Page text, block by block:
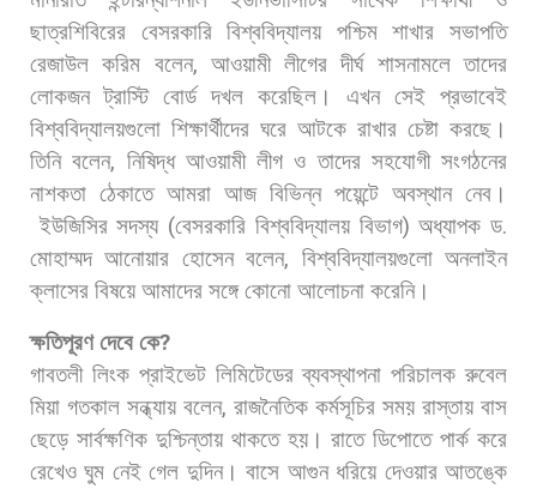
ছাত্রশিবিরের
বেসরকারি বিশ্ববিদ্যালয় পশ্চিম শাখার
সভাপতি
রেজাউল করিম বলেন, আওয়ামী লীগের দীর্ঘ শাসনামলে তাদের
লোকজন ট্রাস্টি বোর্ড দখল করেছিল। এখন সেই প্রভাবেই
বিশ্ববিদ্যালয়গুলো শিক্ষার্থীদের ঘরে আটকে রাখার চেষ্টা করছে।
তিনি বলেন, নিষিদ্ধ আওয়ামী লীগ ও তাদের সহযোগী সংগঠনের
নাশকতা ঠেকাতে আমরা আজ বিভিন্ন পয়েন্টে অবস্থান নেব।
ইউজিসির সদস্য (বেসরকারি বিশ্ববিদ্যালয় বিভাগ)অধ্যাপক ড.
মোহাম্মদ আনোয়ার হোসেন বলেন, বিশ্ববিদ্যালয়গুলো অনলাইন
ক্লাসের বিষয়ে আমাদের সঙ্গে কোনো আলোচনা করেনি।
ক্ষতিপূরণ দেবে কে?
গাবতলী লিংক প্রাইভেট লিমিটেডের ব্যবস্থাপনা পরিচালক রুবেল
মিয়া গতকাল সন্ধ্যায় বলেন, রাজনৈতিক কর্মসূচির সময় রাস্তায় বাস
ছেড়ে সার্বক্ষণিক দুশ্চিন্তায় থাকতে হয়। রাতে ডিপোতে পার্ক করে
রেখেও ঘুম নেই গেল দুদিন। বাসে আগুন ধরিয়ে দেওয়ার আতঙ্কে